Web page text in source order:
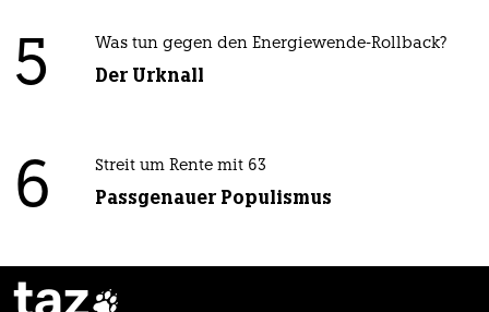
5 Was tun gegen den Energiewende-Rollback?
Der Urknall
6 Streit um Rente mit 63
Passgenauer Populismus
